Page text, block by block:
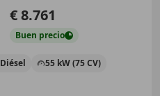
€ 8.761
Buen precio
Diésel 55 kW (75 CV)